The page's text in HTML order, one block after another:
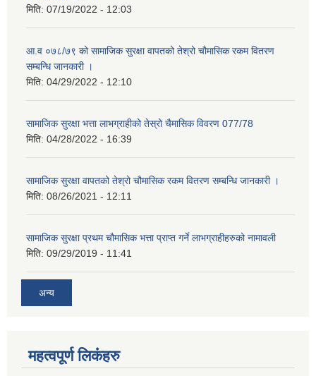
मिति: 07/19/2022 - 12:03
आ.व ०७८/७९ को सामाजिक सुरक्षा वापतको तेश्रो चौमासिक रकम वितरण
सम्बन्धि जानकारी ।
मिति: 04/29/2022 - 12:10
सामाजिक सुरक्षा भत्ता लाभग्राहीको तेस्रो चैमासिक विवरण 077/78
मिति: 04/28/2022 - 16:39
सामाजिक सुरक्षा वापतको तेश्रो चौमासिक रकम वितरण सम्बन्धि जानकारी ।
मिति: 08/26/2021 - 12:11
सामाजिक सुरक्षा प्रथम चौमासिक भत्ता प्राप्त गर्ने लाभग्राहीहरुको नामावली
मिति: 09/29/2019 - 11:41
अन्य
महत्वपूर्ण लि‌कंंहरु